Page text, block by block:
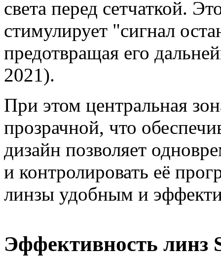
света перед сетчаткой.
стимулирует "сигнал
предотвращая его
2021).
При этом центральная
прозрачной, что
дизайн позволяет
и контролировать её
линзы удобным и
Эффективность линз